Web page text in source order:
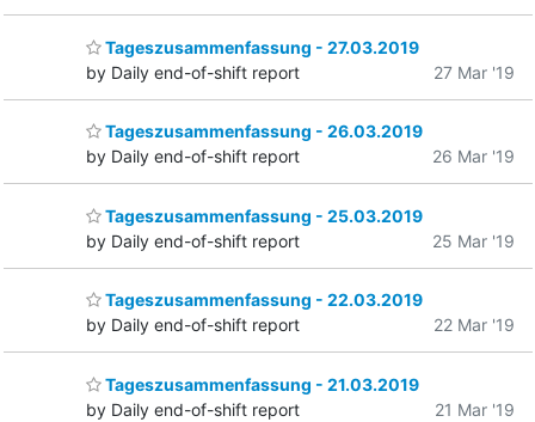
Tageszusammenfassung - 27.03.2019
by Daily end-of-shift report
27 Mar '19
Tageszusammenfassung - 26.03.2019
by Daily end-of-shift report
26 Mar '19
Tageszusammenfassung - 25.03.2019
by Daily end-of-shift report
25 Mar '19
Tageszusammenfassung - 22.03.2019
by Daily end-of-shift report
22 Mar '19
Tageszusammenfassung - 21.03.2019
by Daily end-of-shift report
21 Mar '19